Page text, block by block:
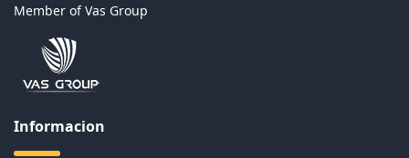
Member of Vas Group
Informacion